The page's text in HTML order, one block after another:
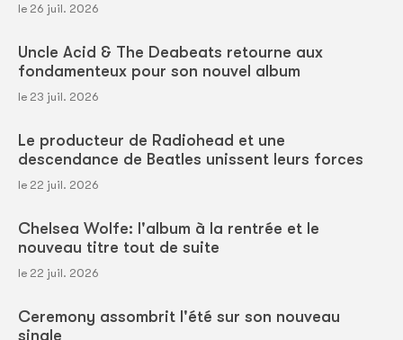
le 26 juil. 2026
Uncle Acid & The Deabeats retourne aux
fondamenteux pour son nouvel album
le 23 juil. 2026
Le producteur de Radiohead et une
descendance de Beatles unissent leurs forces
le 22 juil. 2026
Chelsea Wolfe: l'album à la rentrée et le
nouveau titre tout de suite
le 22 juil. 2026
Ceremony assombrit l'été sur son nouveau
single